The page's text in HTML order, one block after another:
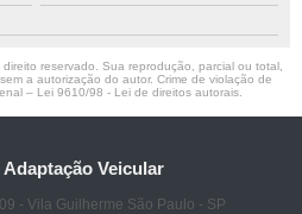
reservado. Sua reprodução, parcial ou total,
a autorização do autor. Crime de violação de
– Lei 9610/98 - Lei de direitos autorais
Veicular
- Vila Guilherme São Paulo - SP